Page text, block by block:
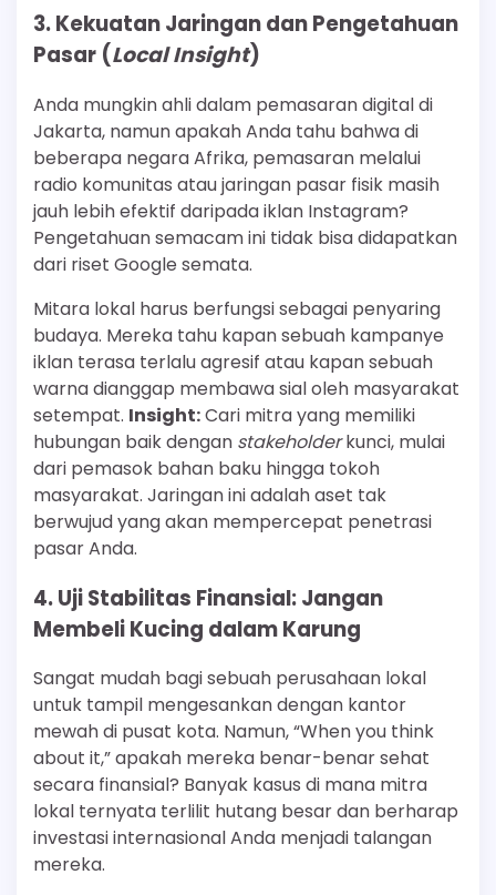
3. Kekuatan Jaringan dan Pengetahuan
Pasar (Local Insight)
Anda mungkin ahli dalam pemasaran digital di
Jakarta, namun apakah Anda tahu bahwa di
beberapa negara Afrika, pemasaran melalui
radio komunitas atau jaringan pasar fisik masih
jauh lebih efektif daripada iklan Instagram?
Pengetahuan semacam ini tidak bisa didapatkan
dari riset Google semata.
Mitara lokal harus berfungsi sebagai penyaring
budaya. Mereka tahu kapan sebuah kampanye
iklan terasa terlalu agresif atau kapan sebuah
warna dianggap membawa sial oleh masyarakat
setempat. Insight:Cari mitra yang memiliki
hubungan baik dengan stakeholderkunci, mulai
dari pemasok bahan baku hingga tokoh
masyarakat. Jaringan ini adalah aset tak
berwujud yang akan mempercepat penetrasi
pasar Anda.
4. Uji Stabilitas Finansial: Jangan
Membeli Kucing dalam Karung
Sangat mudah bagi sebuah perusahaan lokal
untuk tampil mengesankan dengan kantor
mewah di pusat kota. Namun, “When you think
about it,” apakah mereka benar-benar sehat
secara finansial? Banyak kasus di mana mitra
lokal ternyata terlilit hutang besar dan berharap
investasi internasional Anda menjadi talangan
mereka.